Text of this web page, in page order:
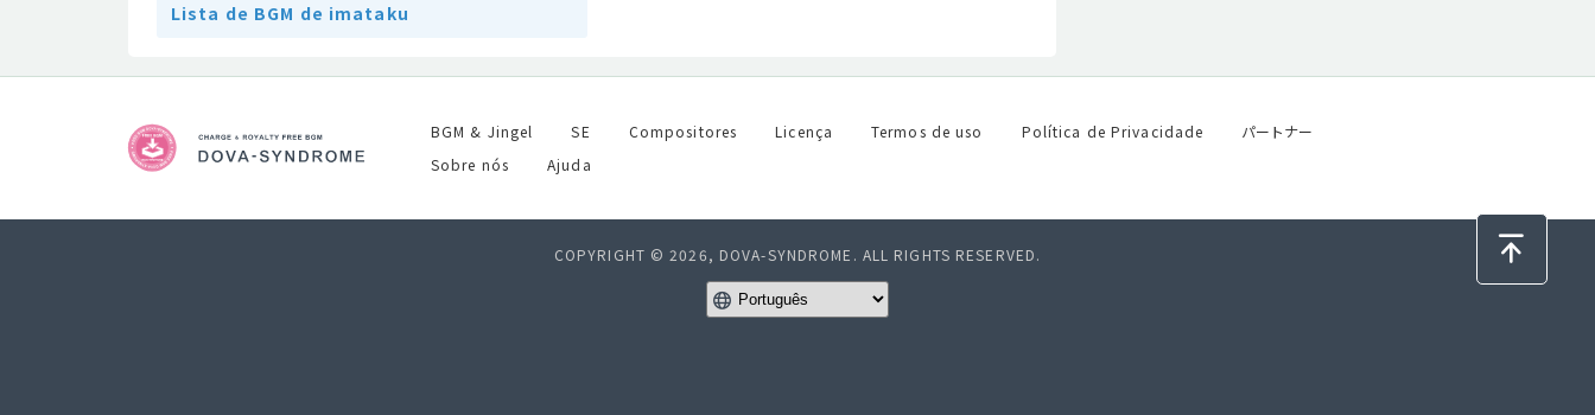
Lista de BGM de imataku
BGM & Jingel SE Compositores Licença Termos de uso Política de Privacidade
パートナー
Sobre nós
Ajuda
COPYRIGHT © 2026, DOVA-SYNDROME. ALL RIGHTS RESERVED.